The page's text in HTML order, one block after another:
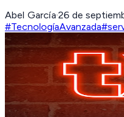
Abel García·26 de
#TecnologíaAvanzada